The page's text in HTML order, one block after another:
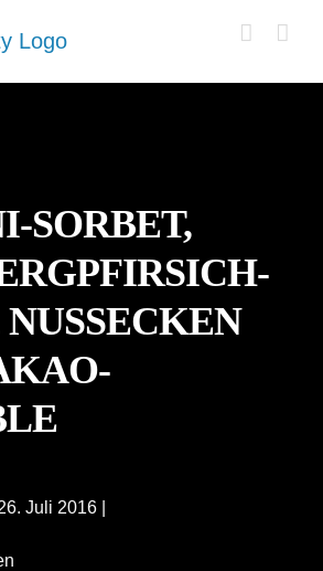
SORBET,
Juli 2016 |